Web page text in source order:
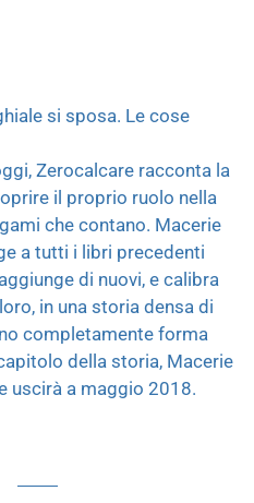
si sposa. Le cose
Zerocalcare racconta la
il proprio ruolo nella
che contano. Macerie
a tutti i libri precedenti
di nuovi, e calibra
in una storia densa di
completamente forma
della storia, Macerie
uscirà a maggio 2018.